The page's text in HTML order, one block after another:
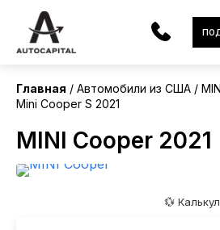
АВТОМОБИЛИ
ЭЛЕКТРОМОБИЛИ
Главная Автомобили из США
Mini Cooper S 2021
MINI Cooper 2021
💱